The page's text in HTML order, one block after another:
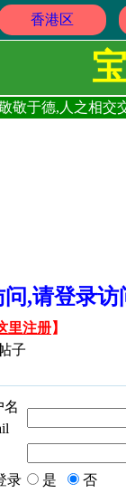
香港区
敬于德,人之相
问,请登录
里注册】
子
名
录
是 否